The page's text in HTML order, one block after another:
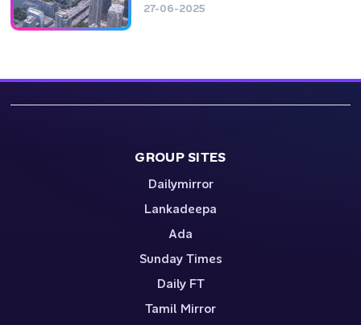
27-06-2025
GROUP SITES
Dailymirror
Lankadeepa
Ada
Sunday Times
Daily FT
Tamil Mirror